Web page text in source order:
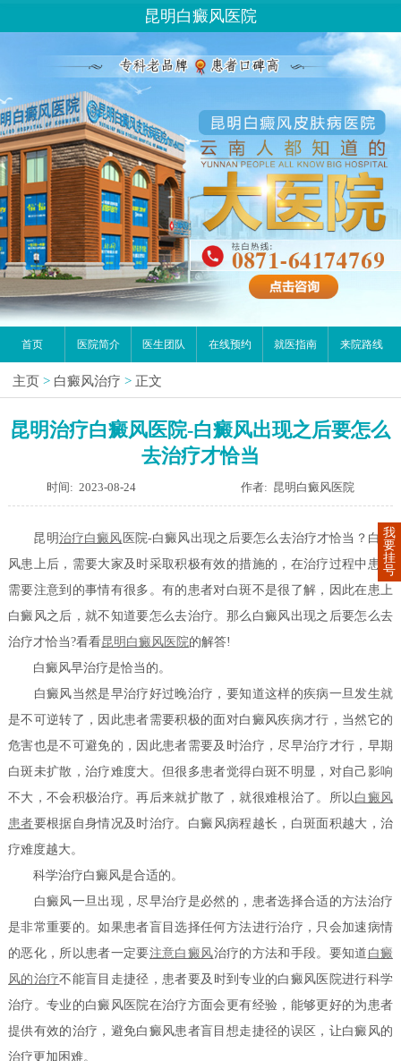
昆明白癜风医院
首页 医院简介 医生团队 在线预约 就医指南 来院路线
主页 > 白癜风治疗 > 正文
昆明治疗白癜风医院-白癜风出现之后要怎么
去治疗才恰当
时间: 2023-08-24 作者: 昆明白癜风医院
昆明治疗白癜风 医院-白癜风出现之后要怎么去治疗才恰当？白癜
风患上后，需要大家及时采取积极有效的措施的，在治疗过程中患者
需要注意到的事情有很多。有的患者对白斑不是很了解，因此在患上
白癜风之后，就不知道要怎么去治疗。那么白癜风出现之后要怎么去
治疗才恰当?看看昆明白癜风医院的解答!
白癜风早治疗是恰当的。
白癜风当然是早治疗好过晚治疗，要知道这样的疾病一旦发生就
是不可逆转了，因此患者需要积极的面对白癜风疾病才行，当然它的
危害也是不可避免的，因此患者需要及时治疗，尽早治疗才行，早期
白斑未扩散，治疗难度大。但很多患者觉得白斑不明显，对自己影响
不大，不会积极治疗。再后来就扩散了，就很难根治了。所以白癜风
患者要根据自身情况及时治疗。白癜风病程越长，白斑面积越大，治
疗难度越大。
科学治疗白癜风是合适的。
白癜风一旦出现，尽早治疗是必然的，患者选择合适的方法治疗
是非常重要的。如果患者盲目选择任何方法进行治疗，只会加速病情
的恶化，所以患者一定要注意白癜风治疗的方法和手段。要知道 白癜
风的治疗不能盲目走捷径，患者要及时到专业的白癜风医院进行科学
治疗。专业的白癜风医院在治疗方面会更有经验，能够更好的为患者
提供有效的治疗，避免白癜风患者盲目想走捷径的误区，让白癜风的
治疗更加困难。
我
要
挂
号